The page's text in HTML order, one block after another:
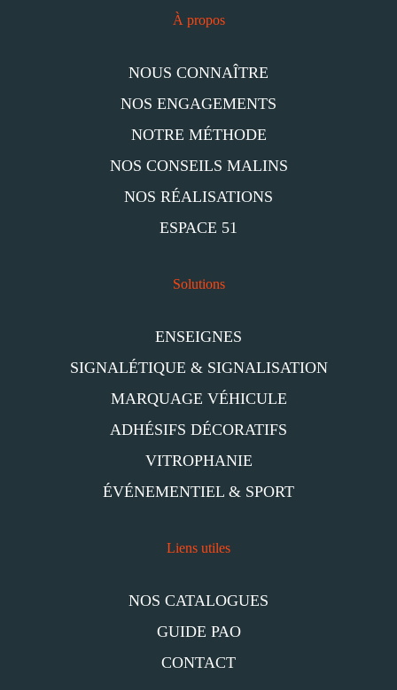
À propos
NOUS CONNAÎTRE
NOS ENGAGEMENTS
NOTRE MÉTHODE
NOS CONSEILS MALINS
NOS RÉALISATIONS
ESPACE 51
Solutions
ENSEIGNES
SIGNALÉTIQUE & SIGNALISATION
MARQUAGE VÉHICULE
ADHÉSIFS DÉCORATIFS
VITROPHANIE
ÉVÉNEMENTIEL & SPORT
Liens utiles
NOS CATALOGUES
GUIDE PAO
CONTACT